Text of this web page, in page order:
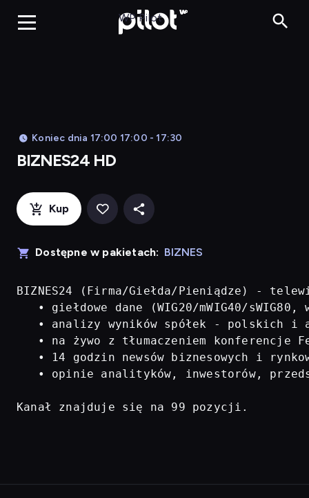
WP Pilot
Koniec dnia 17:00 17:00 - 17:30
BIZNES24 HD
Kup
Dostępne w pakietach: BIZNES
BIZNES24 (Firma/Giełda/Pieniądze) -
• giełdowe dane (WIG20/mWIG40/
• analizy wyników spółek - polskich i
• na żywo z tłumaczeniem konferencje
• 14 godzin newsów biznesowych i
• opinie analityków, inwestorów,
Kanał znajduje się na 99 pozycji.